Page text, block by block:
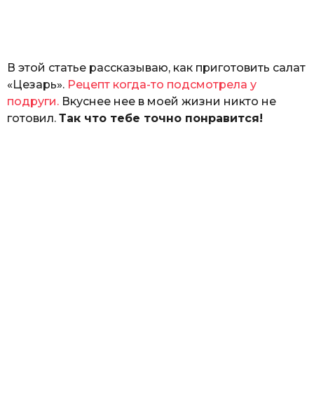
В этой статье рассказываю, как приготовить салат
«Цезарь». Рецепт когда-то подсмотрела у
подруги. Вкуснее нее в моей жизни никто не
готовил. Так что тебе точно понравится!